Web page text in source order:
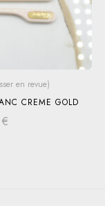
en revue)
CREME GOLD
€